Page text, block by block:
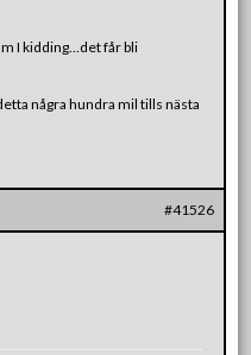
I kidding…det får bli
några hundra mil tills nästa
#41526